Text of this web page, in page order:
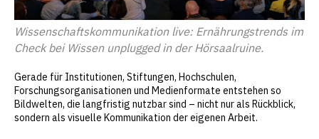
Wissenschaftskommunikation live: Ernährungstrends im
Check bei Wissen unplugged in der Hörsaalruine.
Gerade für Institutionen, Stiftungen, Hochschulen,
Forschungsorganisationen und Medienformate entstehen so
Bildwelten, die langfristig nutzbar sind – nicht nur als Rückblick,
sondern als visuelle Kommunikation der eigenen Arbeit.